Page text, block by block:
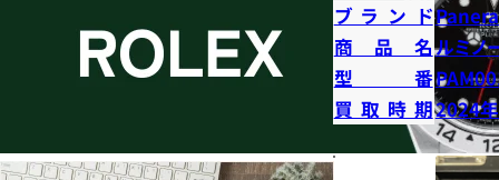
ブランド
商品名ルミノ
型番
買取時期2024